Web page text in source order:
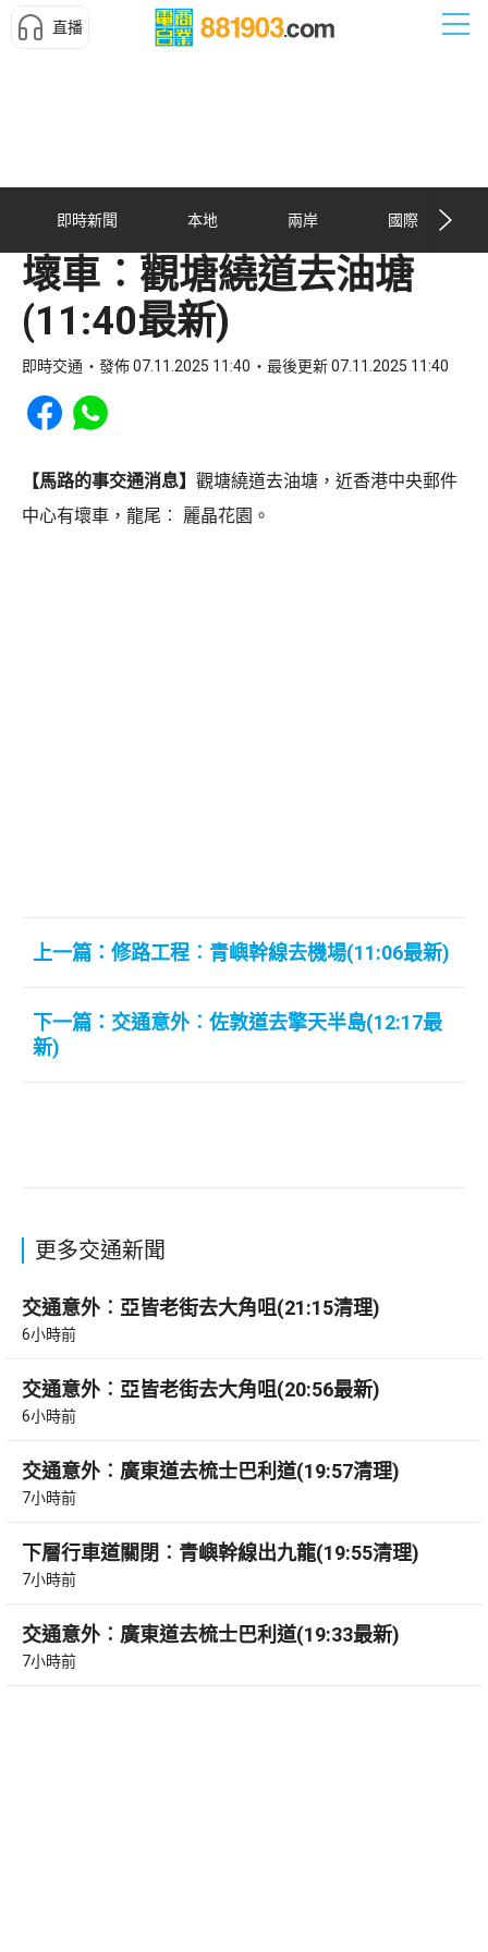
直播
即時新聞 本地 兩岸 國際
壞車︰觀塘繞道去油塘
(11:40最新)
即時交通 發佈 07.11.2025 11:40 最後更新 07.11.2025 11:40
Share to Facebook
Share to WhatsApp
【馬路的事交通消息】 觀塘繞道去油塘，近香港中央郵件
中心有壞車，龍尾︰ 麗晶花園。
上一篇：修路工程︰青嶼幹線去機場(11:06最新)
下一篇：交通意外︰佐敦道去擎天半島(12:17最
新)
更多交通新聞
交通意外︰亞皆老街去大角咀(21:15清理)
6小時前
交通意外︰亞皆老街去大角咀(20:56最新)
6小時前
交通意外︰廣東道去梳士巴利道(19:57清理)
7小時前
下層行車道關閉︰青嶼幹線出九龍(19:55清理)
7小時前
交通意外︰廣東道去梳士巴利道(19:33最新)
7小時前